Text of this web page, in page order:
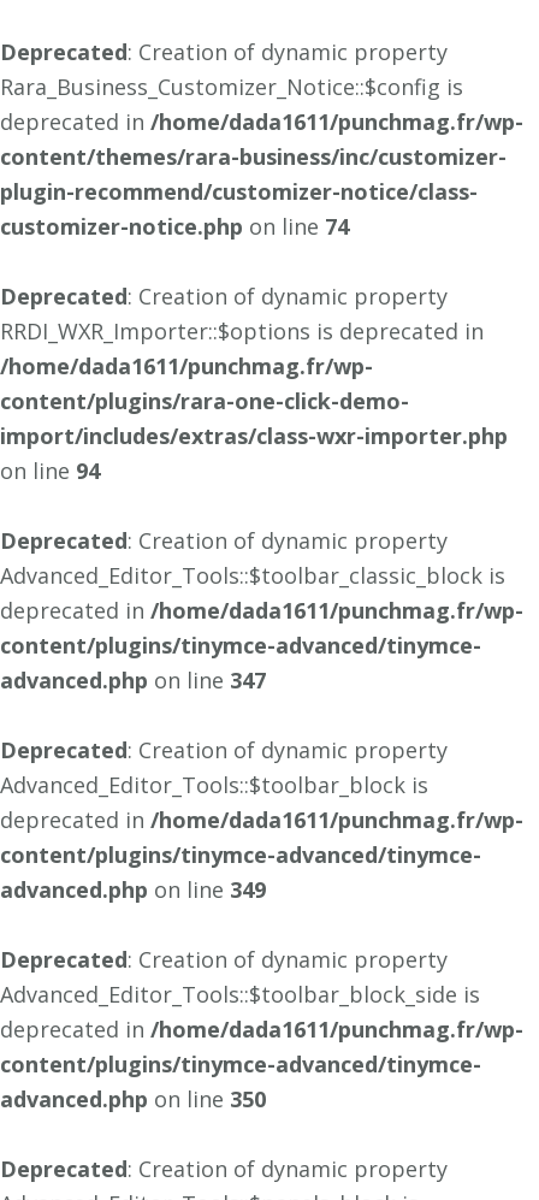
Deprecated: Creation of dynamic property
Rara_Business_Customizer_Notice::$config is
deprecated in /home/dada1611/punchmag.fr/wp-
content/themes/rara-business/inc/customizer-
plugin-recommend/customizer-notice/class-
customizer-notice.php on line 74
Deprecated: Creation of dynamic property
RRDI_WXR_Importer::$options is deprecated in
/home/dada1611/punchmag.fr/wp-
content/plugins/rara-one-click-demo-
import/includes/extras/class-wxr-importer.php
on line 94
Deprecated: Creation of dynamic property
Advanced_Editor_Tools::$toolbar_classic_block is
deprecated in /home/dada1611/punchmag.fr/wp-
content/plugins/tinymce-advanced/tinymce-
advanced.php on line 347
Deprecated: Creation of dynamic property
Advanced_Editor_Tools::$toolbar_block is
deprecated in /home/dada1611/punchmag.fr/wp-
content/plugins/tinymce-advanced/tinymce-
advanced.php on line 349
Deprecated: Creation of dynamic property
Advanced_Editor_Tools::$toolbar_block_side is
deprecated in /home/dada1611/punchmag.fr/wp-
content/plugins/tinymce-advanced/tinymce-
advanced.php on line 350
Deprecated: Creation of dynamic property